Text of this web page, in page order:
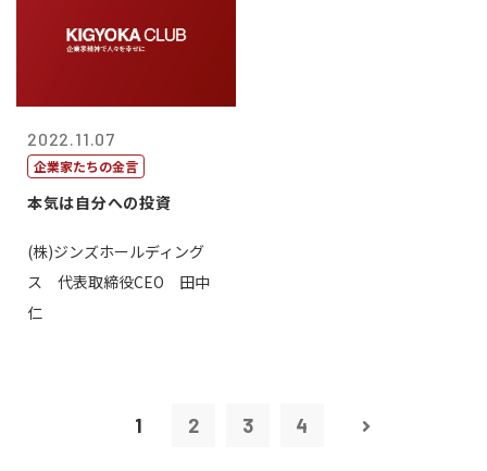
2022.11.07
企業家たちの金言
本気は自分への投資
(株)ジンズホールディング
ス 代表取締役CEO 田中
仁
1 2 3 4